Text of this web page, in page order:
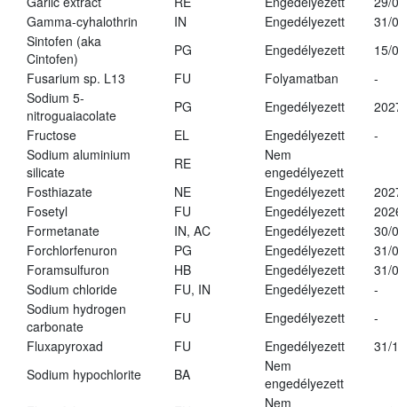
Gamma-cyhalothrin
IN Engedélyezett
31/
Sintofen (aka
Cintofen)
PG Engedélyezett
15/
Fusarium sp. L13
FU Folyamatban
-
Sodium 5-
nitroguaiacolate
PG Engedélyezett
Fructose
EL Engedélyezett
-
Sodium aluminium
silicate
RE
Nem
engedélyezett
Fosthiazate
NE Engedélyezett
Fosetyl
FU Engedélyezett
Formetanate
IN, AC Engedélyezett
30/
Forchlorfenuron
PG Engedélyezett
31/
Foramsulfuron
HB Engedélyezett
31/
Sodium chloride
FU, IN Engedélyezett
-
Sodium hydrogen
carbonate
FU Engedélyezett
-
Fluxapyroxad
FU Engedélyezett
31/
Sodium hypochlorite
BA
Nem
engedélyezett
Nem